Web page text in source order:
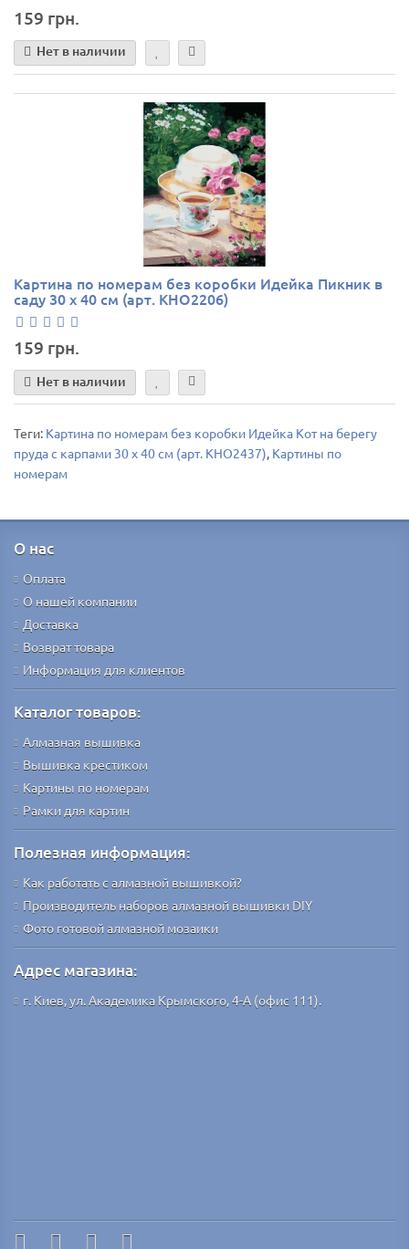
159 грн.
Нет в наличии
Картина по номерам без коробки Идейка Пикник в
саду 30 х 40 см (арт. KHO2206)
159 грн.
Нет в наличии
Теги: Картина по номерам без коробки Идейка Кот на берегу
пруда с карпами 30 х 40 см (арт. KHO2437), Картины по
номерам
О нас
Оплата
О нашей компании
Доставка
Возврат товара
Информация для клиентов
Каталог товаров:
Алмазная вышивка
Вышивка крестиком
Картины по номерам
Рамки для картин
Полезная информация:
Как работать с алмазной вышивкой?
Производитель наборов алмазной вышивки DIY
Фото готовой алмазной мозаики
Адрес магазина:
г. Киев, ул. Академика Крымского, 4-А (офис 111).